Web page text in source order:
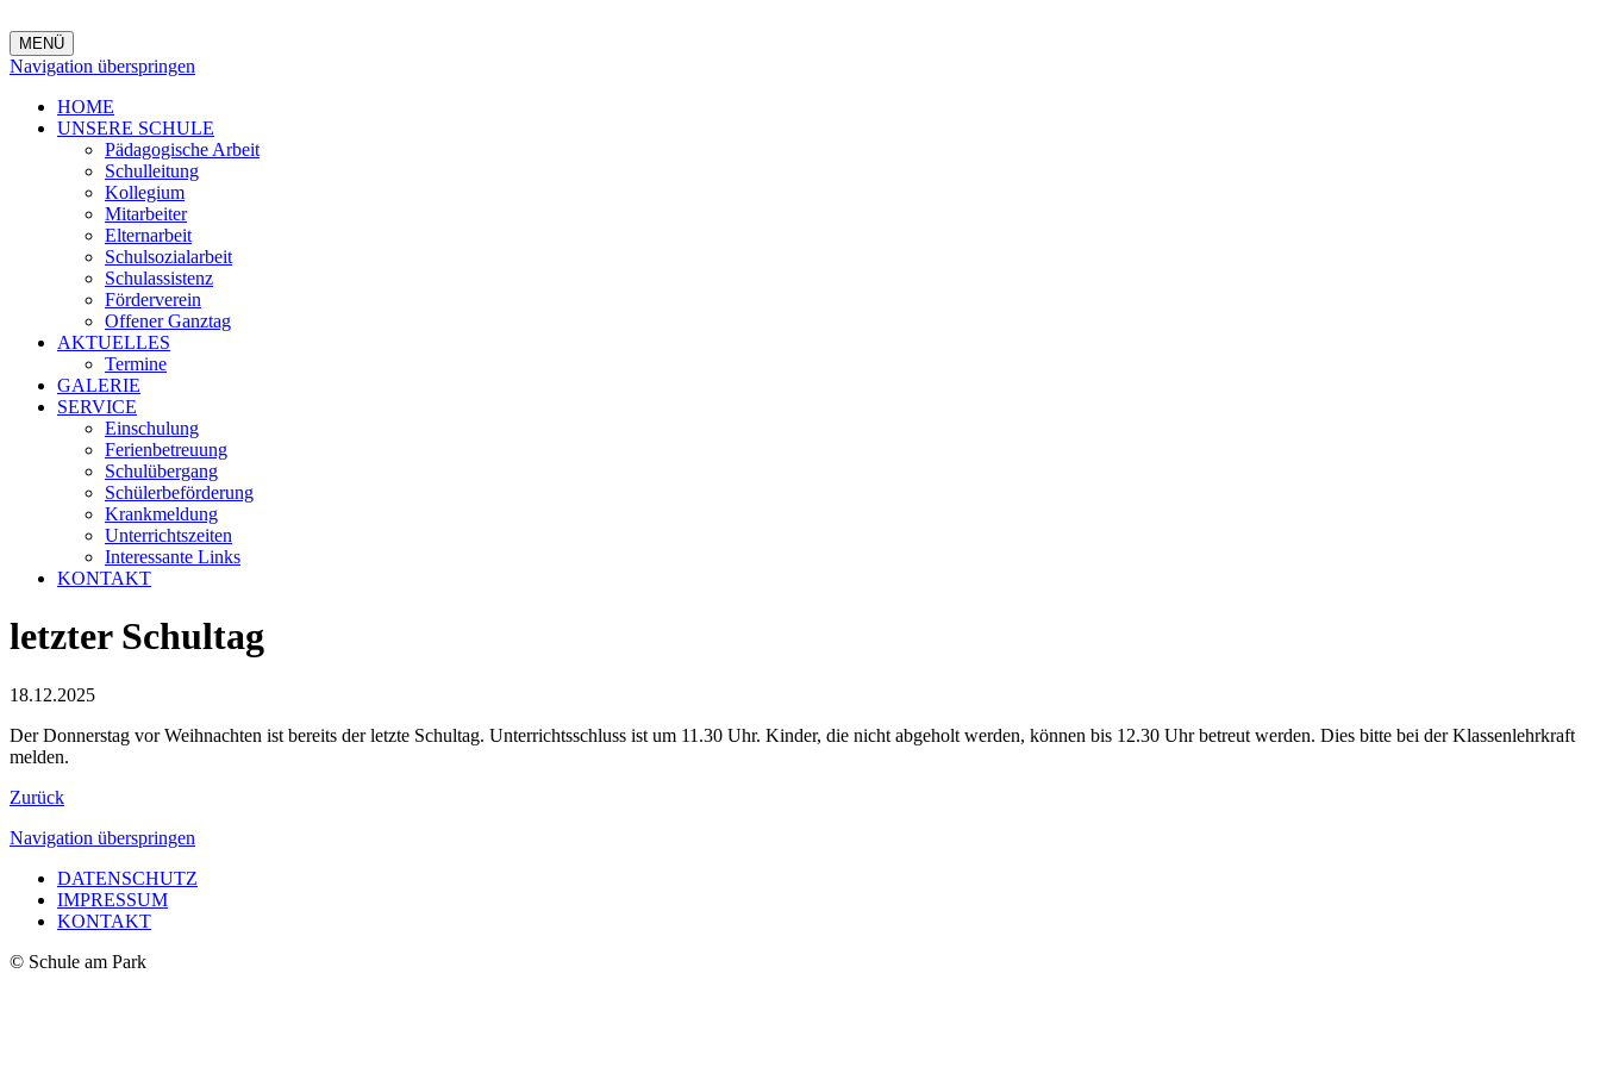
MENÜ
Navigation überspringen
HOME
UNSERE SCHULE
Pädagogische Arbeit
Schulleitung
Kollegium
Mitarbeiter
Elternarbeit
Schulsozialarbeit
Schulassistenz
Förderverein
Offener Ganztag
AKTUELLES
Termine
GALERIE
SERVICE
Einschulung
Ferienbetreuung
Schulübergang
Schülerbeförderung
Krankmeldung
Unterrichtszeiten
Interessante Links
KONTAKT
letzter Schultag
18.12.2025
Der Donnerstag vor Weihnachten ist bereits der letzte Schultag. Unterrichtsschluss ist um 11.30 Uhr. Kinder, die nicht abgeholt werden, können bis 12.30 Uhr betreut werden. Dies bitte bei der Klassenlehrkraft
melden.
Zurück
Navigation überspringen
DATENSCHUTZ
IMPRESSUM
KONTAKT
© Schule am Park